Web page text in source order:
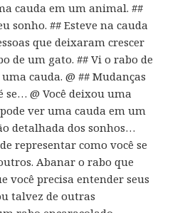
cauda em um animal. ##
sonho. ## Esteve na cauda
que deixaram crescer
de um gato. ## Vi o rabo de
cauda. @ ## Mudanças
@ Você deixou uma
pode ver uma cauda em um
detalhada dos sonhos…
representar como você se
Abanar o rabo que
você precisa entender seus
talvez de outras